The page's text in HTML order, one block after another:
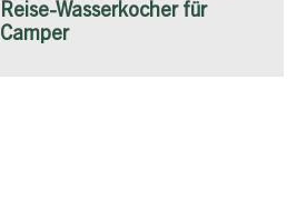
Reise-Wasserkocher für
Camper